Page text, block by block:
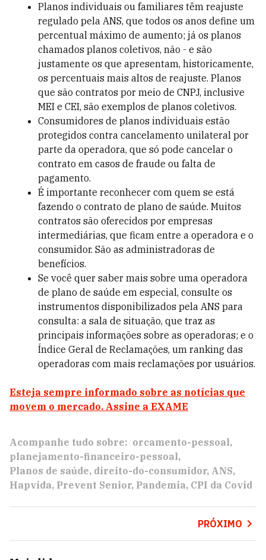
Planos individuais ou familiares têm reajuste
regulado pela ANS, que todos os anos define um
percentual máximo de aumento; já os planos
chamados planos coletivos, não - e são
justamente os que apresentam, historicamente,
os percentuais mais altos de reajuste. Planos
que são contratos por meio de CNPJ, inclusive
MEI e CEI, são exemplos de planos coletivos.
Consumidores de planos individuais estão
protegidos contra cancelamento unilateral por
parte da operadora, que só pode cancelar o
contrato em casos de fraude ou falta de
pagamento.
É importante reconhecer com quem se está
fazendo o contrato de plano de saúde. Muitos
contratos são oferecidos por empresas
intermediárias, que ficam entre a operadora e o
consumidor. São as administradoras de
benefícios.
Se você quer saber mais sobre uma operadora
de plano de saúde em especial, consulte os
instrumentos disponibilizados pela ANS para
consulta: a sala de situação, que traz as
principais informações sobre as operadoras; e o
Índice Geral de Reclamações, um ranking das
operadoras com mais reclamações por usuários.
Esteja sempre informado sobre as notícias que
movem o mercado. Assine a EXAME
Acompanhe tudo sobre: orcamento-pessoal
planejamento-financeiro-pessoal
Planos de saúde direito-do-consumidor ANS
Hapvida Prevent Senior Pandemia CPI da Covid
PRÓXIMO